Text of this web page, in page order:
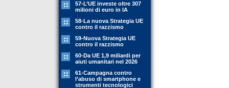
57-L’UE investe oltre 307
milioni di euro in IA
58-La nuova Strategia UE
contro il razzismo
59-Nuova Strategia UE
contro il razzismo
60-Da UE 1,9 miliardi per
aiuti umanitari nel 2026
61-Campagna contro
l’abuso di smartphone e
strumenti tecnologici